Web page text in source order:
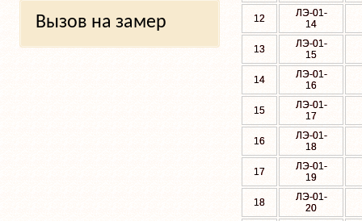
Вызов на замер 12
ЛЭ-01-
14
13
ЛЭ-01-
15
14
ЛЭ-01-
16
15
ЛЭ-01-
17
16
ЛЭ-01-
18
17
ЛЭ-01-
19
18
ЛЭ-01-
20